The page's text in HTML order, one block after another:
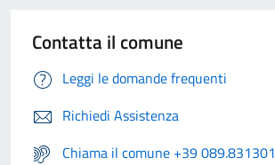
Contatta il comune
Leggi le domande frequenti
Richiedi Assistenza
Chiama il comune +39 089.831301